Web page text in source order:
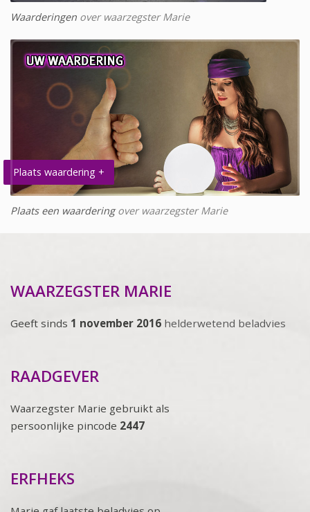
Waarderingen over waarzegster Marie
Plaats waardering +
Plaats een waarderingover waarzegster Marie
WAARZEGSTER MARIE
Geeft sinds 1 november 2016 helderwetend beladvies
RAADGEVER
Waarzegster Marie gebruikt als
persoonlijke pincode 2447
ERFHEKS